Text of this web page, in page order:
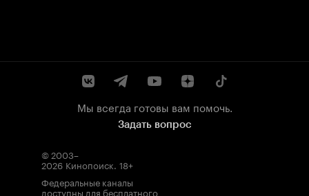
Мы всегда готовы вам помочь.
Задать вопрос
© 2003–
2026 Кинопоиск 18+
Федеральные каналы
доступны для бесплатного